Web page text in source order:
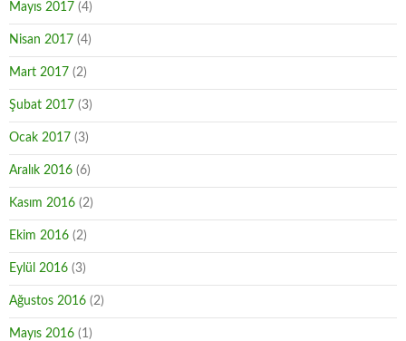
Mayıs 2017 (4)
Nisan 2017 (4)
Mart 2017 (2)
Şubat 2017 (3)
Ocak 2017 (3)
Aralık 2016 (6)
Kasım 2016 (2)
Ekim 2016 (2)
Eylül 2016 (3)
Ağustos 2016 (2)
Mayıs 2016 (1)